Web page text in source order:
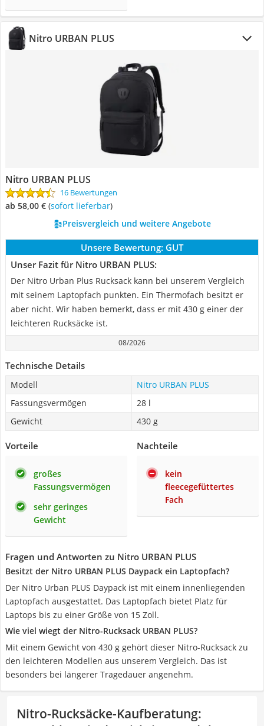
Nitro URBAN PLUS
Nitro URBAN PLUS
16 Bewertungen
ab 58,00 € ( Sofort lieferbar)
Preisvergleich und weitere Angebote
Unsere Bewertung: GUT
Unser Fazit für Nitro URBAN PLUS:
Der Nitro Urban Plus Rucksack kann bei unserem Vergleich
mit seinem Laptopfach punkten. Ein Thermofach besitzt er
aber nicht. Wir haben bemerkt, dass er mit 430 g einer der
leichteren Rucksäcke ist.
08/2026
Technische Details
Modell
Nitro URBAN PLUS
Fassungsvermögen
28 l
Gewicht
430 g
Vorteile
großes
Fassungsvermögen
sehr geringes
Gewicht
Nachteile
kein
fleecegefüttertes
Fach
Fragen und Antworten zu Nitro URBAN PLUS
Besitzt der Nitro URBAN PLUS Daypack ein Laptopfach?
Der Nitro Urban PLUS Daypack ist mit einem innenliegenden
Laptopfach ausgestattet. Das Laptopfach bietet Platz für
Laptops bis zu einer Größe von 15 Zoll.
Wie viel wiegt der Nitro-Rucksack URBAN PLUS?
Mit einem Gewicht von 430 g gehört dieser Nitro-Rucksack zu
den leichteren Modellen aus unserem Vergleich. Das ist
besonders bei längerer Tragedauer angenehm.
Nitro-Rucksäcke-Kaufberatung: